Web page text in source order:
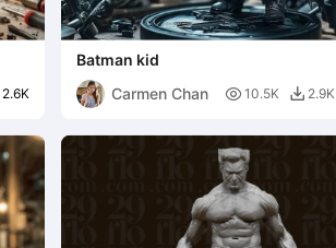
2.6K
Batman kid
Carmen Chan
 10.5K  2.9K